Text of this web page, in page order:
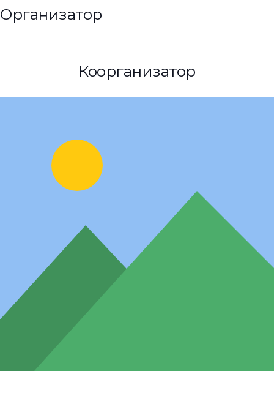
Организатор
Коорганизатор